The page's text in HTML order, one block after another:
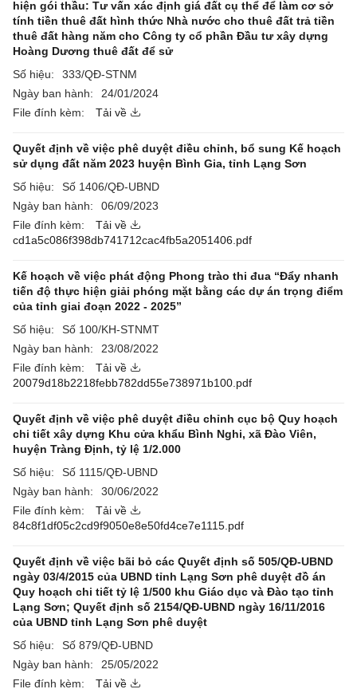
hiện gói thầu: Tư vấn xác định giá đất cụ thể để làm cơ sở
tính tiền thuê đất hình thức Nhà nước cho thuê đất trả tiền
thuê đất hàng năm cho Công ty cổ phần Đầu tư xây dựng
Hoàng Dương thuê đất để sử
Số hiệu:
333/QĐ-STNM
Ngày ban hành:
24/01/2024
File đính kèm:
Tải về
Quyết định về việc phê duyệt điều chỉnh, bổ sung Kế hoạch
sử dụng đất năm 2023 huyện Bình Gia, tỉnh Lạng Sơn
Số hiệu:
Số 1406/QĐ-UBND
Ngày ban hành:
06/09/2023
File đính kèm:
Tải về
cd1a5c086f398db741712cac4fb5a2051406.pdf
Kế hoạch về việc phát động Phong trào thi đua “Đẩy nhanh
tiến độ thực hiện giải phóng mặt bằng các dự án trọng điểm
của tỉnh giai đoạn 2022 - 2025”
Số hiệu:
Số 100/KH-STNMT
Ngày ban hành:
23/08/2022
File đính kèm:
Tải về
20079d18b2218febb782dd55e738971b100.pdf
Quyết định về việc phê duyệt điều chỉnh cục bộ Quy hoạch
chi tiết xây dựng Khu cửa khẩu Bình Nghi, xã Đào Viên,
huyện Tràng Định, tỷ lệ 1/2.000
Số hiệu:
Số 1115/QĐ-UBND
Ngày ban hành:
30/06/2022
File đính kèm:
Tải về
84c8f1df05c2cd9f9050e8e50fd4ce7e1115.pdf
Quyết định về việc bãi bỏ các Quyết định số 505/QĐ-UBND
ngày 03/4/2015 của UBND tỉnh Lạng Sơn phê duyệt đồ án
Quy hoạch chi tiết tỷ lệ 1/500 khu Giáo dục và Đào tạo tỉnh
Lạng Sơn; Quyết định số 2154/QĐ-UBND ngày 16/11/2016
của UBND tỉnh Lạng Sơn phê duyệt
Số hiệu:
Số 879/QĐ-UBND
Ngày ban hành:
25/05/2022
File đính kèm:
Tải về